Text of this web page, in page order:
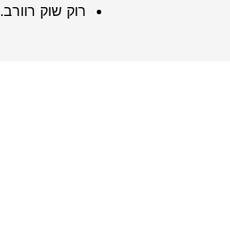
רוק שוק רוורב.